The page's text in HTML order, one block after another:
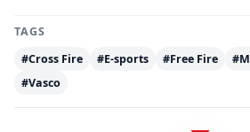
TAGS
#Cross Fire
#E-sports #Free Fire
#Vasco